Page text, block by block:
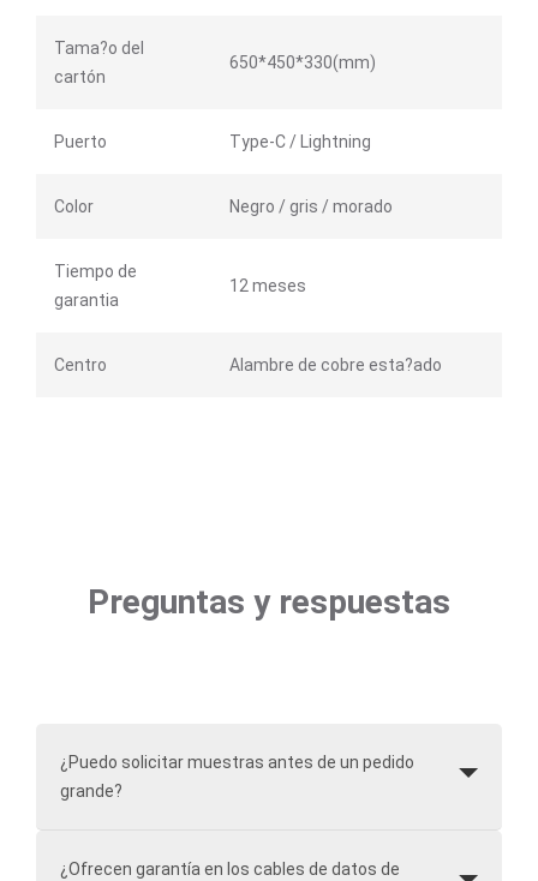
Tama?o del
cartón
650*450*330(mm)
Puerto Type-C / Lightning
Color Negro / gris / morado
Tiempo de
garantia
12 meses
Centro Alambre de cobre esta?ado
Preguntas y respuestas
¿Puedo solicitar muestras antes de un pedido
grande?
¿Ofrecen garantía en los cables de datos de